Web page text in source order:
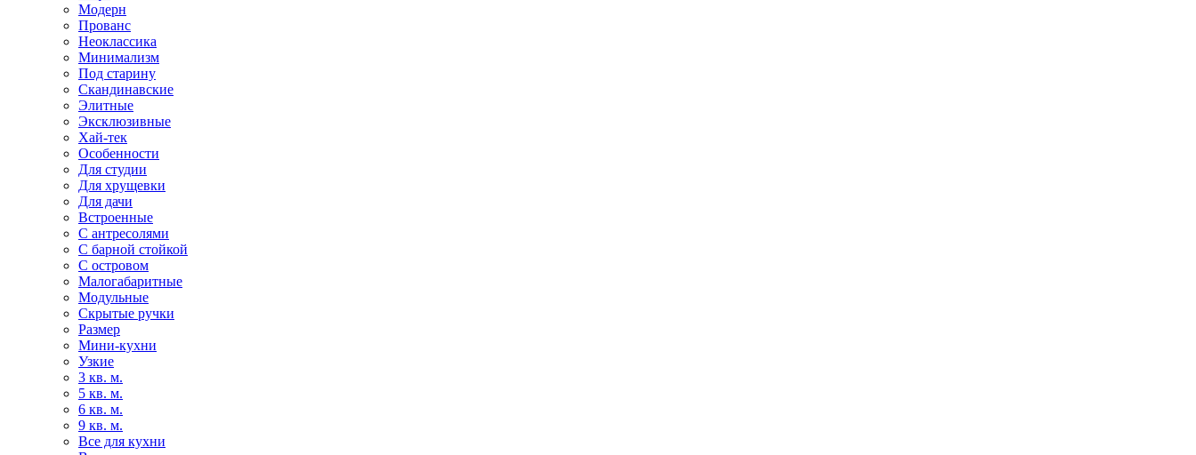
Модерн
Прованс
Неоклассика
Минимализм
Под старину
Скандинавские
Элитные
Эксклюзивные
Хай-тек
Особенности
Для студии
Для хрущевки
Для дачи
Встроенные
С антресолями
С барной стойкой
С островом
Малогабаритные
Модульные
Скрытые ручки
Размер
Мини-кухни
Узкие
3 кв. м.
5 кв. м.
6 кв. м.
9 кв. м.
Все для кухни